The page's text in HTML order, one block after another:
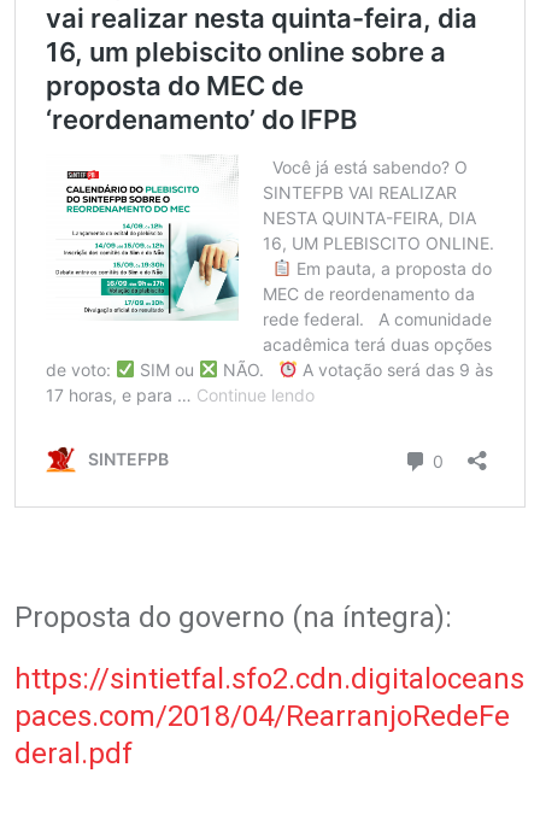
Proposta do governo (na íntegra):
https://sintietfal.sfo2.cdn.digitaloceans
paces.com/2018/04/RearranjoRedeFe
deral.pdf